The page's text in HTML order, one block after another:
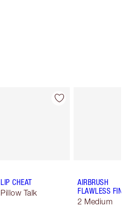
LIP CHEAT
Pillow Talk
AIRBRUSH
FLAWLESS
2 Medium